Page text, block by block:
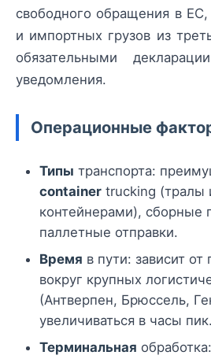
свободного обращения в
и импортных грузов из
обязательными
уведомления.
Операционные
Типы транспорта:
container trucking (тралы
контейнерами), сборные
паллетные отправки.
Время в пути: зависит
вокруг крупных
(Антверпен, Брюссель,
увеличиваться в часы пик.
Терминальная